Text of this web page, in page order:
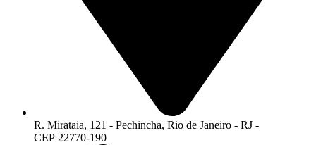
R. Mirataia, 121 - Pechincha, Rio de Janeiro - RJ -
CEP 22770-190